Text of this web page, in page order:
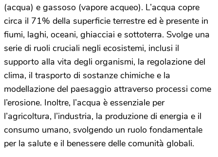
(acqua) e gassoso (vapore acqueo). L’acqua copre
circa il 71% della superficie terrestre ed è presente in
fiumi, laghi, oceani, ghiacciai e sottoterra. Svolge una
serie di ruoli cruciali negli ecosistemi, inclusi il
supporto alla vita degli organismi, la regolazione del
clima, il trasporto di sostanze chimiche e la
modellazione del paesaggio attraverso processi come
l’erosione. Inoltre, l’acqua è essenziale per
l’agricoltura, l’industria, la produzione di energia e il
consumo umano, svolgendo un ruolo fondamentale
per la salute e il benessere delle comunità globali.